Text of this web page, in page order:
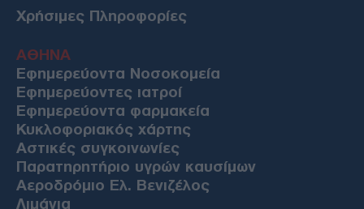
Χρήσιμες Πληροφορίες
ΑΘΗΝΑ
Εφημερεύοντα Νοσοκομεία
Εφημερεύοντες ιατροί
Εφημερεύοντα φαρμακεία
Κυκλοφοριακός χάρτης
Αστικές συγκοινωνίες
Παρατηρητήριο υγρών καυσίμων
Αεροδρόμιο Ελ. Βενιζέλος
Λιμάνια